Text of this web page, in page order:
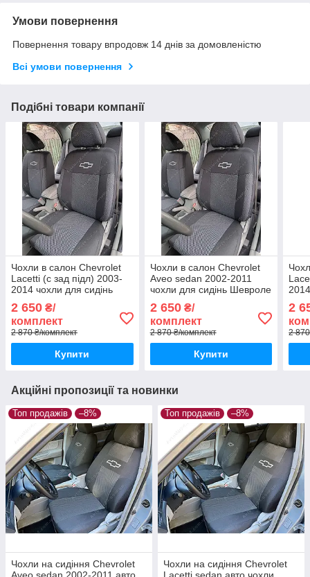
Умови повернення
Повернення товару впродовж 14 днів за домовленістю
Всі умови повернення
Подібні товари компанії
Чохли в салон Chevrolet
Lacetti (с зад підл) 2003-
2014 чохли для сидінь
чохли Chevrolet Lacetti
2 650 ₴/
комплект
2 870 ₴/комплект
Купити
Чохли в салон Chevrolet
Aveo sedan 2002-2011
чохли для сидінь Шевроле
Chevrolet Aveo sedan
2 650₴/
комплект
2 870 ₴/комплект
Купити
2
2
Акційні пропозиції та новинки
Топ продажів –8%
Чохли на сидіння Chevrolet
Топ продажів –8%
Чохли на сидіння Chevrolet